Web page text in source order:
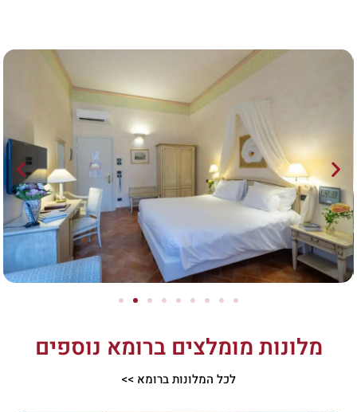
מלונות מומלצים ברומא נוספים
לכל המלונות ברומא >>